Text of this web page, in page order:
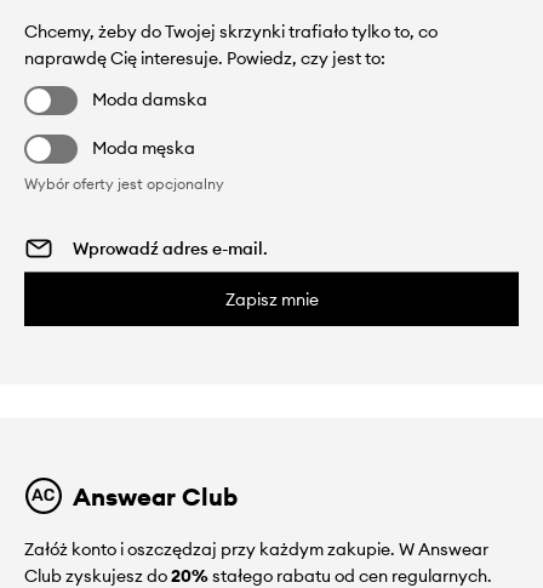
Chcemy, żeby do Twojej skrzynki trafiało tylko to, co
naprawdę Cię interesuje. Powiedz, czy jest to:
Moda damska
Moda męska
Wybór oferty jest opcjonalny
Zapisz mnie
Answear Club
Załóż konto i oszczędzaj przy każdym zakupie. W Answear
Club zyskujesz do20%stałego rabatu od cen regularnych.